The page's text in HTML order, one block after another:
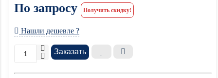
По запросу Получить скидку!
Нашли дешевле ?
Заказать